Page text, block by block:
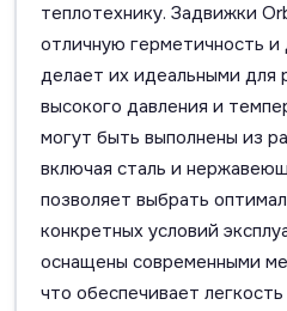
теплотехнику. Задвижки
отличную герметичность и
делает их идеальными для
высокого давления и
могут быть выполнены из
включая сталь и
позволяет выбрать
конкретных условий
оснащены современными
что обеспечивает